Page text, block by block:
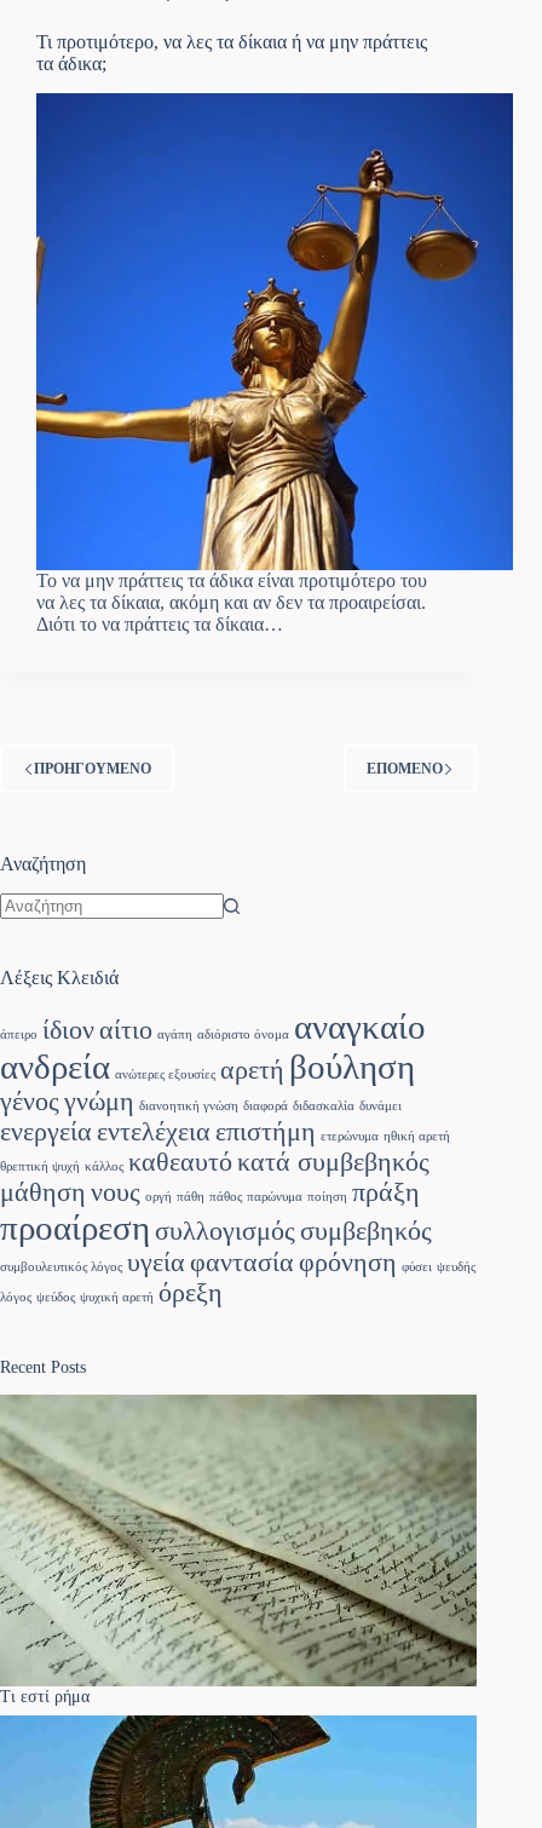
Τι προτιμότερο, να λες τα δίκαια ή να μην πράττεις
τα άδικα;
Το να μην πράττεις τα άδικα είναι προτιμότερο του
να λες τα δίκαια, ακόμη και αν δεν τα προαιρείσαι.
Διότι το να πράττεις τα δίκαια…
ΠΡΟΗΓΟΥΜΕΝΟ ΕΠΟΜΕΝΟ
Αναζήτηση
Λέξεις Κλειδιά
άπειρο ίδιοναίτιο αγάπη αδιόριστο όνομα αναγκαίο
ανδρεία ανώτερες εξουσίες αρετή βούληση
γένος γνώμη διανοητική γνώση διαφορά διδασκαλία δυνάμει
ενεργεία εντελέχεια επιστήμη ετερώνυμα ηθική αρετή
θρεπτική ψυχή κάλλος καθεαυτόκατά συμβεβηκός
μάθηση νους οργή πάθη πάθος παρώνυμα ποίηση πράξη
προαίρεση συλλογισμός συμβεβηκός
συμβουλευτικός λόγος υγεία φαντασία φρόνηση φύσει ψευδής
λόγος ψεύδος ψυχική αρετή όρεξη
Recent Posts
Τι εστί ρήμα